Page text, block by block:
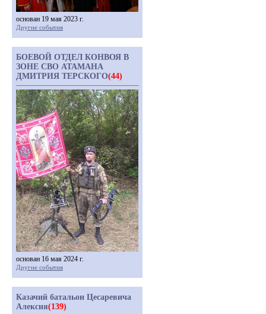
основан 19 мая 2023 г.
Другие события
БОЕВОЙ ОТДЕЛ КОНВОЯ В
ЗОНЕ СВО АТАМАНА
ДМИТРИЯ ТЕРСКОГО(44)
основан 16 мая 2024 г.
Другие события
Казачий батальон Цесаревича
Алексия(139)